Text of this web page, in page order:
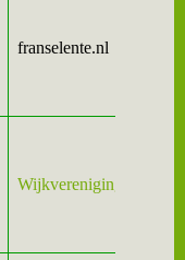
franselente.nl
Wijkvereniging